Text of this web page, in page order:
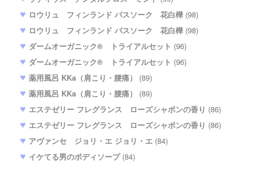
ロウリュ フィンランド バスソーク 花白樺 (98)
ロウリュ フィンランド バスソーク 花白樺 (98)
ダームオーガニック® トライアルセット (96)
ダームオーガニック® トライアルセット (96)
薬用風呂 KKa（肩こり・腰痛）
(89)
薬用風呂 KKa（肩こり・腰痛）
(89)
エステゼリー フレグランス ローズシャボンの香り (86)
エステゼリー フレグランス ローズシャボンの香り (86)
アヴァンセ ジョリ・エ ジョリ・エ (84)
イケてる男のボディソープ(84)